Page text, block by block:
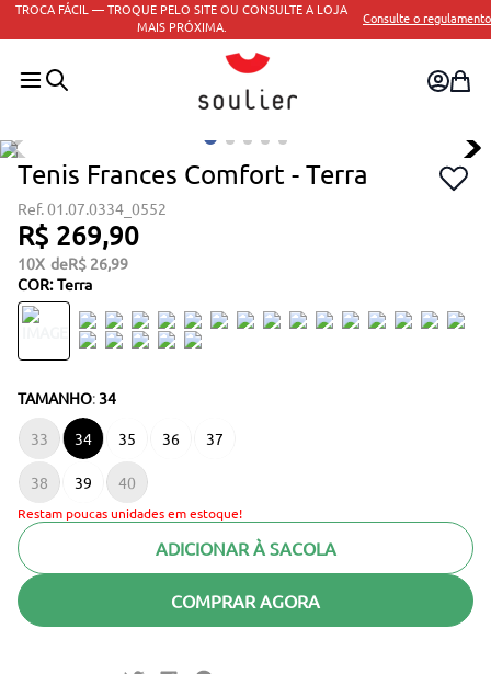
TROCA FÁCIL — TROQUE PELO SITE OU CONSULTE A LOJA
MAIS PRÓXIMA.
Consulte o regulamento
Tenis Frances Comfort - Terra
01.07.0334_0552
R$ 269,90
10 R$ 26,99
COR: Terra
TAMANHO: 34
33 34 35 36 37
38 39 40
Restam poucas unidades em estoque!
ADICIONAR À SACOLA
COMPRAR AGORA